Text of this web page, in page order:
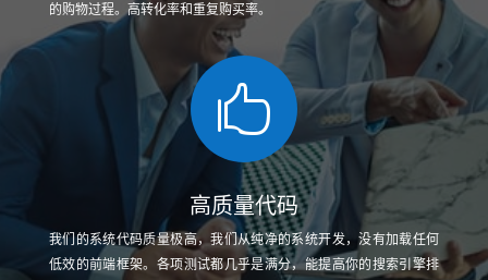
的购物过程。高转化率和重复购买率。

高质量代码
我们的系统代码质量极高，我们从纯净的系统开发，没有加载任何
低效的前端框架。各项测试都几乎是满分，能提高你的搜索引擎排